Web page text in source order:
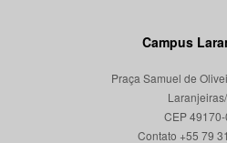
Campus
Praça Samuel de
CEP